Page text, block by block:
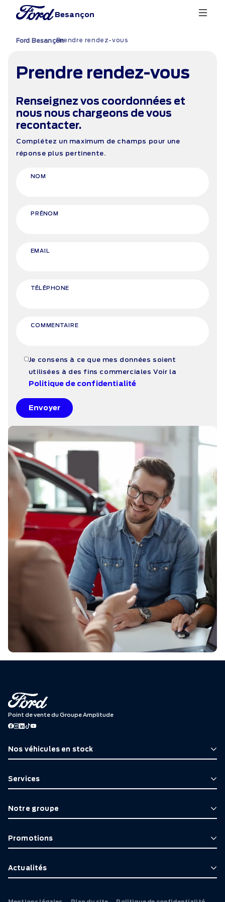
Besançon
Ford Besançon
›
Prendre rendez-vous
Prendre rendez-vous
Renseignez vos coordonnées et
nous nous chargeons de vous
recontacter.
Complétez un maximum de champs pour une
réponse plus pertinente.
NOM
PRÉNOM
EMAIL
TÉLÉPHONE
COMMENTAIRE
Je consens à ce que mes données soient
utilisées à des fins commerciales Voir la
Politique de confidentialité
Envoyer
Point de vente du Groupe Amplitude
Nos véhicules en stock
Services
Notre groupe
Promotions
Actualités